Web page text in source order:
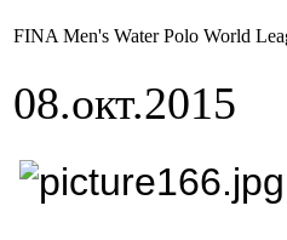
FINA Men's Water Polo World
08.окт.2015